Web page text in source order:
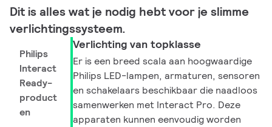
Dit is alles wat je nodig hebt voor je slimme
verlichtingssysteem.
Philips
Interact
Ready-
product
en
Verlichting van topklasse
Er is een breed scala aan hoogwaardige
Philips LED-lampen, armaturen, sensoren
en schakelaars beschikbaar die naadloos
samenwerken met Interact Pro. Deze
apparaten kunnen eenvoudig worden